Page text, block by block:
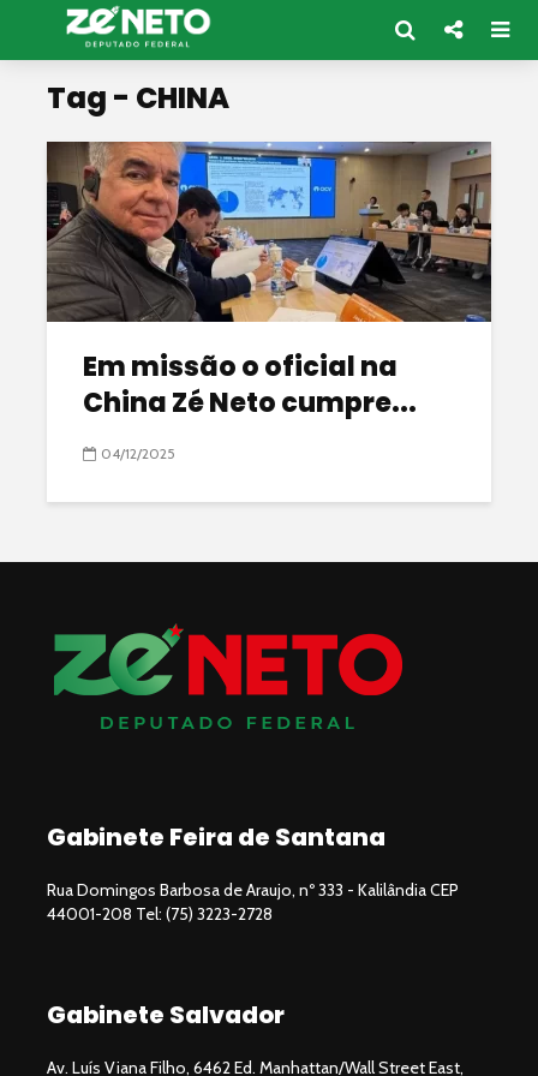
Tag - CHINA
Em missão o oficial na
China Zé Neto cumpre...
04/12/2025
Gabinete Feira de Santana
Rua Domingos Barbosa de Araujo, nº 333 - Kalilândia CEP
44001-208 Tel: (75) 3223-2728
Gabinete Salvador
Av. Luís Viana Filho, 6462 Ed. Manhattan/Wall Street East,